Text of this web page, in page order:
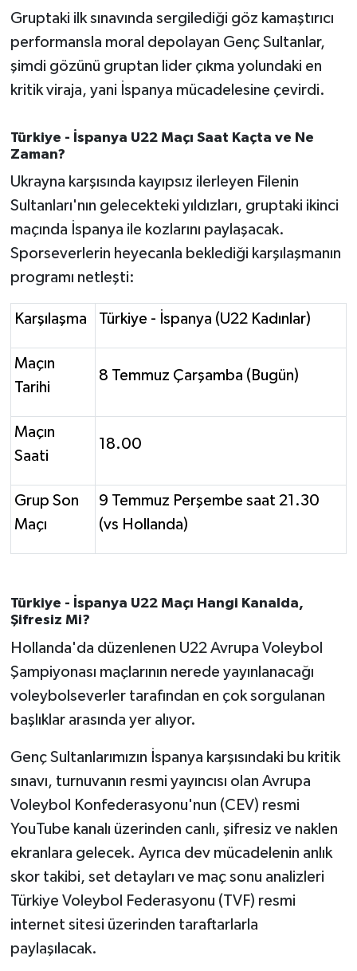
Gruptaki ilk sınavında sergilediği göz kamaştırıcı
performansla moral depolayan Genç Sultanlar,
şimdi gözünü gruptan lider çıkma yolundaki en
kritik viraja, yani İspanya mücadelesine çevirdi.
Türkiye - İspanya U22 Maçı Saat Kaçta ve Ne
Zaman?
Ukrayna karşısında kayıpsız ilerleyen Filenin
Sultanları'nın gelecekteki yıldızları, gruptaki ikinci
maçında İspanya ile kozlarını paylaşacak.
Sporseverlerin heyecanla beklediği karşılaşmanın
programı netleşti:
Karşılaşma Türkiye - İspanya (U22 Kadınlar)
Maçın
Tarihi
8 Temmuz Çarşamba (Bugün)
Maçın
Saati
18.00
Grup Son
Maçı
9 Temmuz Perşembe saat 21.30
(vs Hollanda)
Türkiye - İspanya U22 Maçı Hangi Kanalda,
Şifresiz Mi?
Hollanda'da düzenlenen U22 Avrupa Voleybol
Şampiyonası maçlarının nerede yayınlanacağı
voleybolseverler tarafından en çok sorgulanan
başlıklar arasında yer alıyor.
Genç Sultanlarımızın İspanya karşısındaki bu kritik
sınavı, turnuvanın resmi yayıncısı olan Avrupa
Voleybol Konfederasyonu'nun (CEV) resmi
YouTube kanalı üzerinden canlı, şifresiz ve naklen
ekranlara gelecek. Ayrıca dev mücadelenin anlık
skor takibi, set detayları ve maç sonu analizleri
Türkiye Voleybol Federasyonu (TVF) resmi
internet sitesi üzerinden taraftarlarla
paylaşılacak.
MAGAZİN
Manyas
OLAY
OTOMOTİV
Resmi İlanlar
SAĞLIK
SEYAHAT
SİYASET
SPOR
Susurluk
TARİHTE BUGÜN
TEKNOLOJİ
Trend
TÜRKİYE
VİZYONDAKİLER
YAŞAM